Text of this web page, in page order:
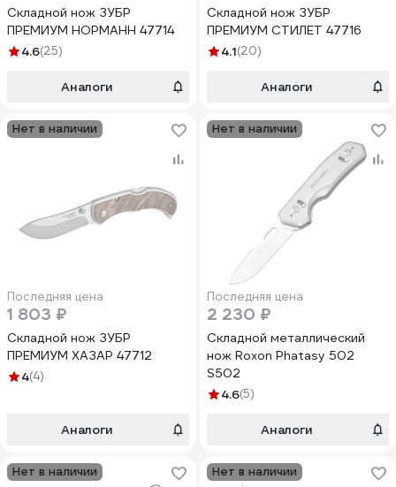
Складной нож ЗУБР
ПРЕМИУМ НОРМАНН 47714
4.6(25)
Аналоги
Складной нож ЗУБР
ПРЕМИУМ СТИЛЕТ 47716
4.1(20)
Аналоги
Нет в наличии
Последняя цена
1 803 ₽
Складной нож ЗУБР
ПРЕМИУМ ХАЗАР 47712
4(4)
Аналоги
Нет в наличии
Последняя цена
2 230 ₽
Складной металлический
нож Roxon Phatasy 502
S502
4.6(5)
Аналоги
Нет в наличии Нет в наличии